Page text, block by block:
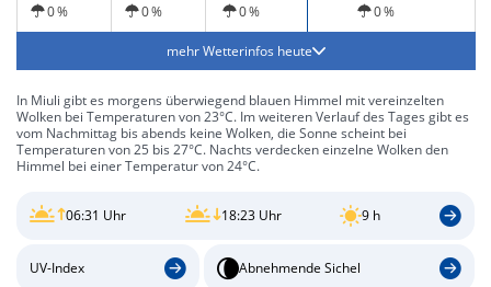
0 % 0 % 0 % 0 %
mehr Wetterinfos heute
In Miuli gibt es morgens überwiegend blauen Himmel mit vereinzelten
Wolken bei Temperaturen von 23°C. Im weiteren Verlauf des Tages gibt es
vom Nachmittag bis abends keine Wolken, die Sonne scheint bei
Temperaturen von 25 bis 27°C. Nachts verdecken einzelne Wolken den
Himmel bei einer Temperatur von 24°C.
06:31 Uhr 18:23 Uhr 9 h
UV-Index Abnehmende Sichel